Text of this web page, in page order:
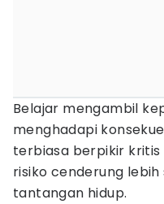
Belajar mengambil
menghadapi
terbiasa berpikir
risiko cenderung
tantangan hidup.